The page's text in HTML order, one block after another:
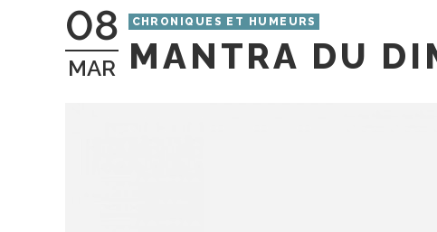
08
MAR
CHRONIQUES ET HUMEURS
MANTRA DU